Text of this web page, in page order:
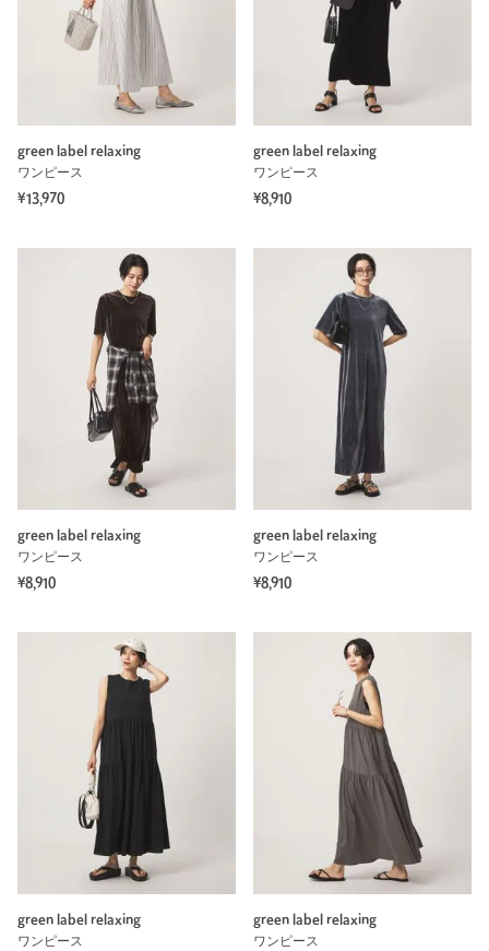
green label relaxing
ワンピース
¥13,970
green label relaxing
ワンピース
¥8,910
green label relaxing
ワンピース
¥8,910
green label relaxing
ワンピース
¥8,910
green label relaxing
ワンピース
green label relaxing
ワンピース